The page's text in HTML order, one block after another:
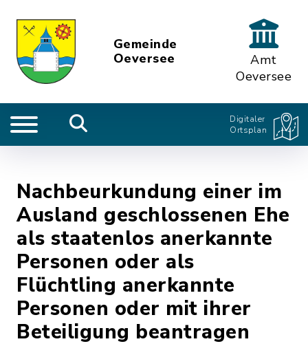
Gemeinde
Oeversee
Amt
Oeversee
Digitaler
Ortsplan
Nachbeurkundung einer im
Ausland geschlossenen Ehe
als staatenlos anerkannte
Personen oder als
Flüchtling anerkannte
Personen oder mit ihrer
Beteiligung beantragen